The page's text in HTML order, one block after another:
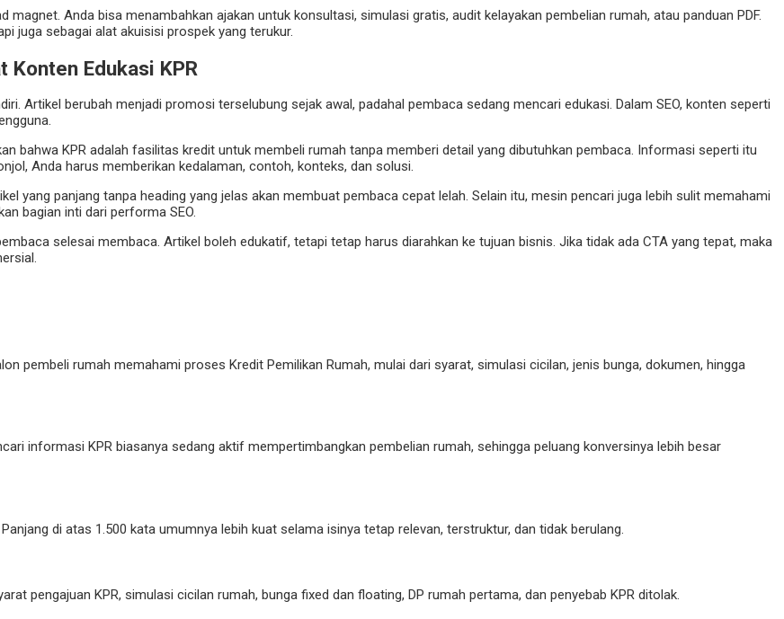
magnet. Anda bisa menambahkan ajakan untuk konsultasi, simulasi gratis, audit kelayakan pembelian rumah, atau panduan PDF.
juga sebagai alat akuisisi prospek yang terukur.
Konten Edukasi KPR
Artikel berubah menjadi promosi terselubung sejak awal, padahal pembaca sedang mencari edukasi. Dalam SEO, konten seperti
bahwa KPR adalah fasilitas kredit untuk membeli rumah tanpa memberi detail yang dibutuhkan pembaca. Informasi seperti itu
Anda harus memberikan kedalaman, contoh, konteks, dan solusi.
yang panjang tanpa heading yang jelas akan membuat pembaca cepat lelah. Selain itu, mesin pencari juga lebih sulit memahami
bagian inti dari performa SEO.
selesai membaca. Artikel boleh edukatif, tetapi tetap harus diarahkan ke tujuan bisnis. Jika tidak ada CTA yang tepat, maka
pembeli rumah memahami proses Kredit Pemilikan Rumah, mulai dari syarat, simulasi cicilan, jenis bunga, dokumen, hingga
informasi KPR biasanya sedang aktif mempertimbangkan pembelian rumah, sehingga peluang konversinya lebih besar
di atas 1.500 kata umumnya lebih kuat selama isinya tetap relevan, terstruktur, dan tidak berulang.
pengajuan KPR, simulasi cicilan rumah, bunga fixed dan floating, DP rumah pertama, dan penyebab KPR ditolak.